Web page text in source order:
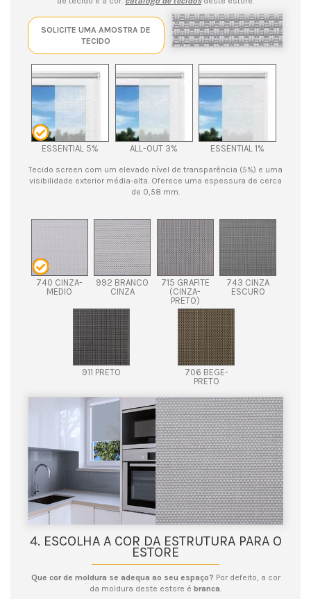
SOLICITE UMA AMOSTRA DE
TECIDO
ESSENTIAL 5% ALL-OUT 3% ESSENTIAL 1%
Tecido screen com um elevado nível de transparência (5%) e uma
visibilidade exterior média-alta. Oferece uma espessura de cerca
de 0,58 mm.
740 CINZA-
MEDIO
992 BRANCO
CINZA
715 GRAFITE
(CINZA-
PRETO)
743 CINZA
ESCURO
911 PRETO
706 BEGE-
PRETO
4. ESCOLHA A COR DA ESTRUTURA PARA O
ESTORE
Que cor de moldura se adequa ao seu espaço? Por defeito, a cor
da moldura deste estore é branca.